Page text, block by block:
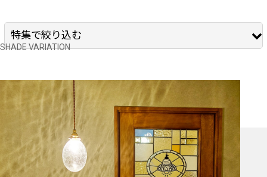
ブラケットライト
シャンデリア
スタンドランプ
シェードのみ販売
屋外兼用直付け型
特集で絞り込む
切子ランプ
ステンドグラス
丸型小さめ（125mm、138mm）
丸型 200mm